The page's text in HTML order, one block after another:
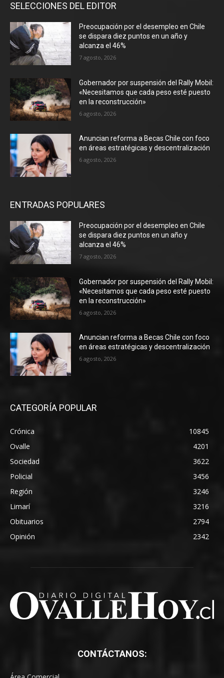
SELECCIONES DEL EDITOR
Preocupación por el desempleo en Chile
se dispara diez puntos en un año y
alcanza el 46%
7 agosto, 2026
Gobernador por suspensión del Rally Mobil:
«Necesitamos que cada peso esté puesto
en la reconstrucción»
6 agosto, 2026
Anuncian reforma a Becas Chile con foco
en áreas estratégicas y descentralización
6 agosto, 2026
ENTRADAS POPULARES
Preocupación por el desempleo en Chile
se dispara diez puntos en un año y
alcanza el 46%
7 agosto, 2026
Gobernador por suspensión del Rally Mobil:
«Necesitamos que cada peso esté puesto
en la reconstrucción»
6 agosto, 2026
Anuncian reforma a Becas Chile con foco
en áreas estratégicas y descentralización
6 agosto, 2026
CATEGORÍA POPULAR
Crónica
10845
Ovalle
4201
Sociedad
3622
Policial
3456
Región
3246
Limarí
3216
Obituarios
2794
Opinión
2342
CONTÁCTANOS: